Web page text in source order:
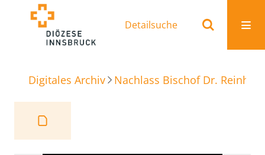
Detailsuche
Digitales Archiv Nachlass Bischof Dr.